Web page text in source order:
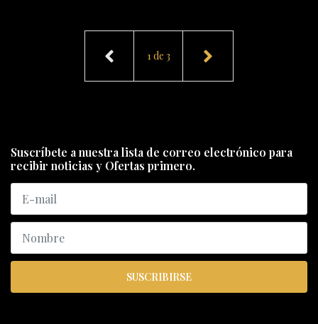
1de 3
Suscríbete a nuestra lista de correo electrónico para
recibir noticias y Ofertas primero.
SUSCRIBIRSE